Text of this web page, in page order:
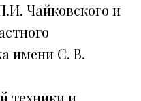
Чайковского и
имени С. В.
техники и